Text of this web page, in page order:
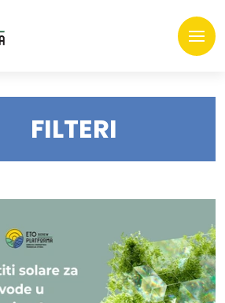
FILTERI